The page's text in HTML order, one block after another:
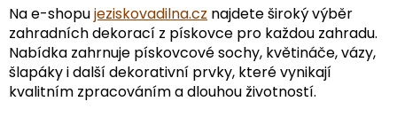
Na e-shopujeziskovadilna.cz najdete široký výběr
zahradních dekorací z pískovce pro každou zahradu.
Nabídka zahrnuje pískovcové sochy, květináče, vázy,
šlapáky i další dekorativní prvky, které vynikají
kvalitním zpracováním a dlouhou životností.